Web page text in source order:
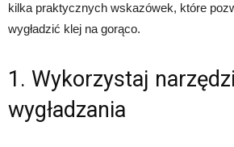
kilka praktycznych wskazówek, które
wygładzić klej na gorąco.
1. Wykorzystaj
wygładzania